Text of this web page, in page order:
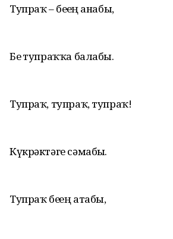
Тупраҡ – беҙҙең анабыҙ,
Беҙ тупраҡҡа балабыҙ.
Тупраҡ, тупраҡ, тупраҡ!
Күкрәктәге сәмабыҙ.
Тупраҡ беҙҙең атабыҙ,